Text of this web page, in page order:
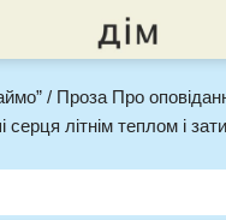
/ Проза Про
серця літнім теплом і